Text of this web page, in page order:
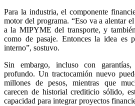
Para la industria, el componente
motor del programa. “Eso va a alentar
a la MIPYME del transporte, y
como de pasaje. Entonces la idea es
interno”, sostuvo.
Sin embargo, incluso con
profundo. Un tractocamión nuevo
millones de pesos, mientras que
carecen de historial crediticio sólido,
capacidad para integrar proyectos